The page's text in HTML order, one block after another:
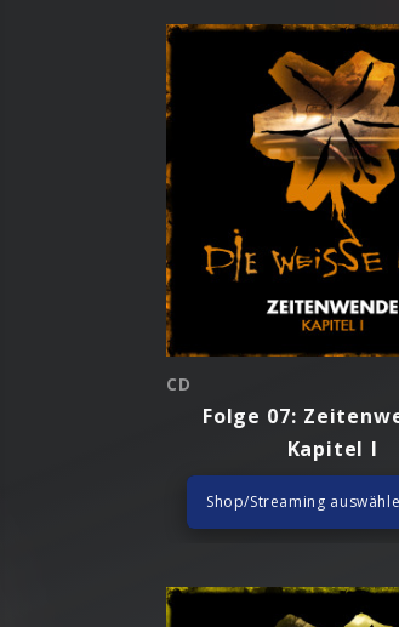
CD
Folge 07:
Kapitel I
Shop/Streaming